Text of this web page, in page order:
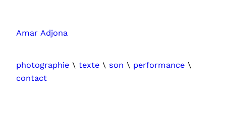
contenu
Amar Adjona
photographie \ texte \ son \ performance \
contact